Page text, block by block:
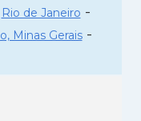
Rio de Janeiro -
Minas Gerais-